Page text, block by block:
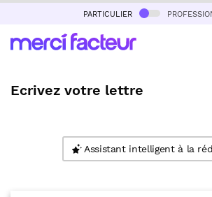
particulier
Ecrivez votre lettre
Assistant intelligent à la